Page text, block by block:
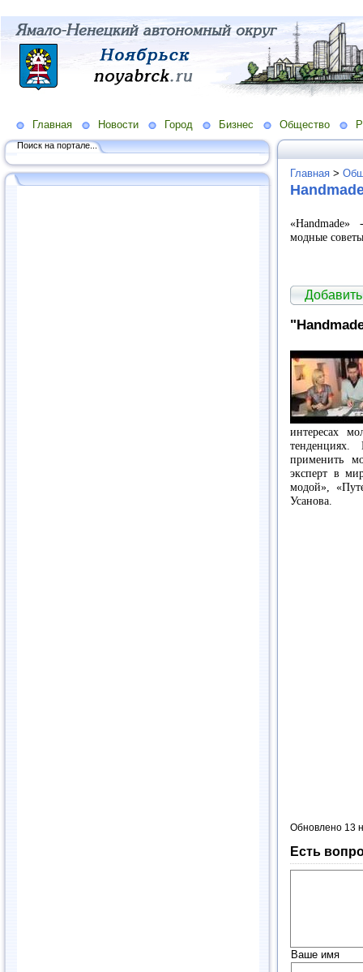
Главная Новости Город Бизнес Общество
Поиск на портале...
Главная >
модные
интересах
применить
эксперт в
модой»,
Усанова.
Обновлено 13
Есть
Ваше имя